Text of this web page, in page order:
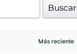
Buscar